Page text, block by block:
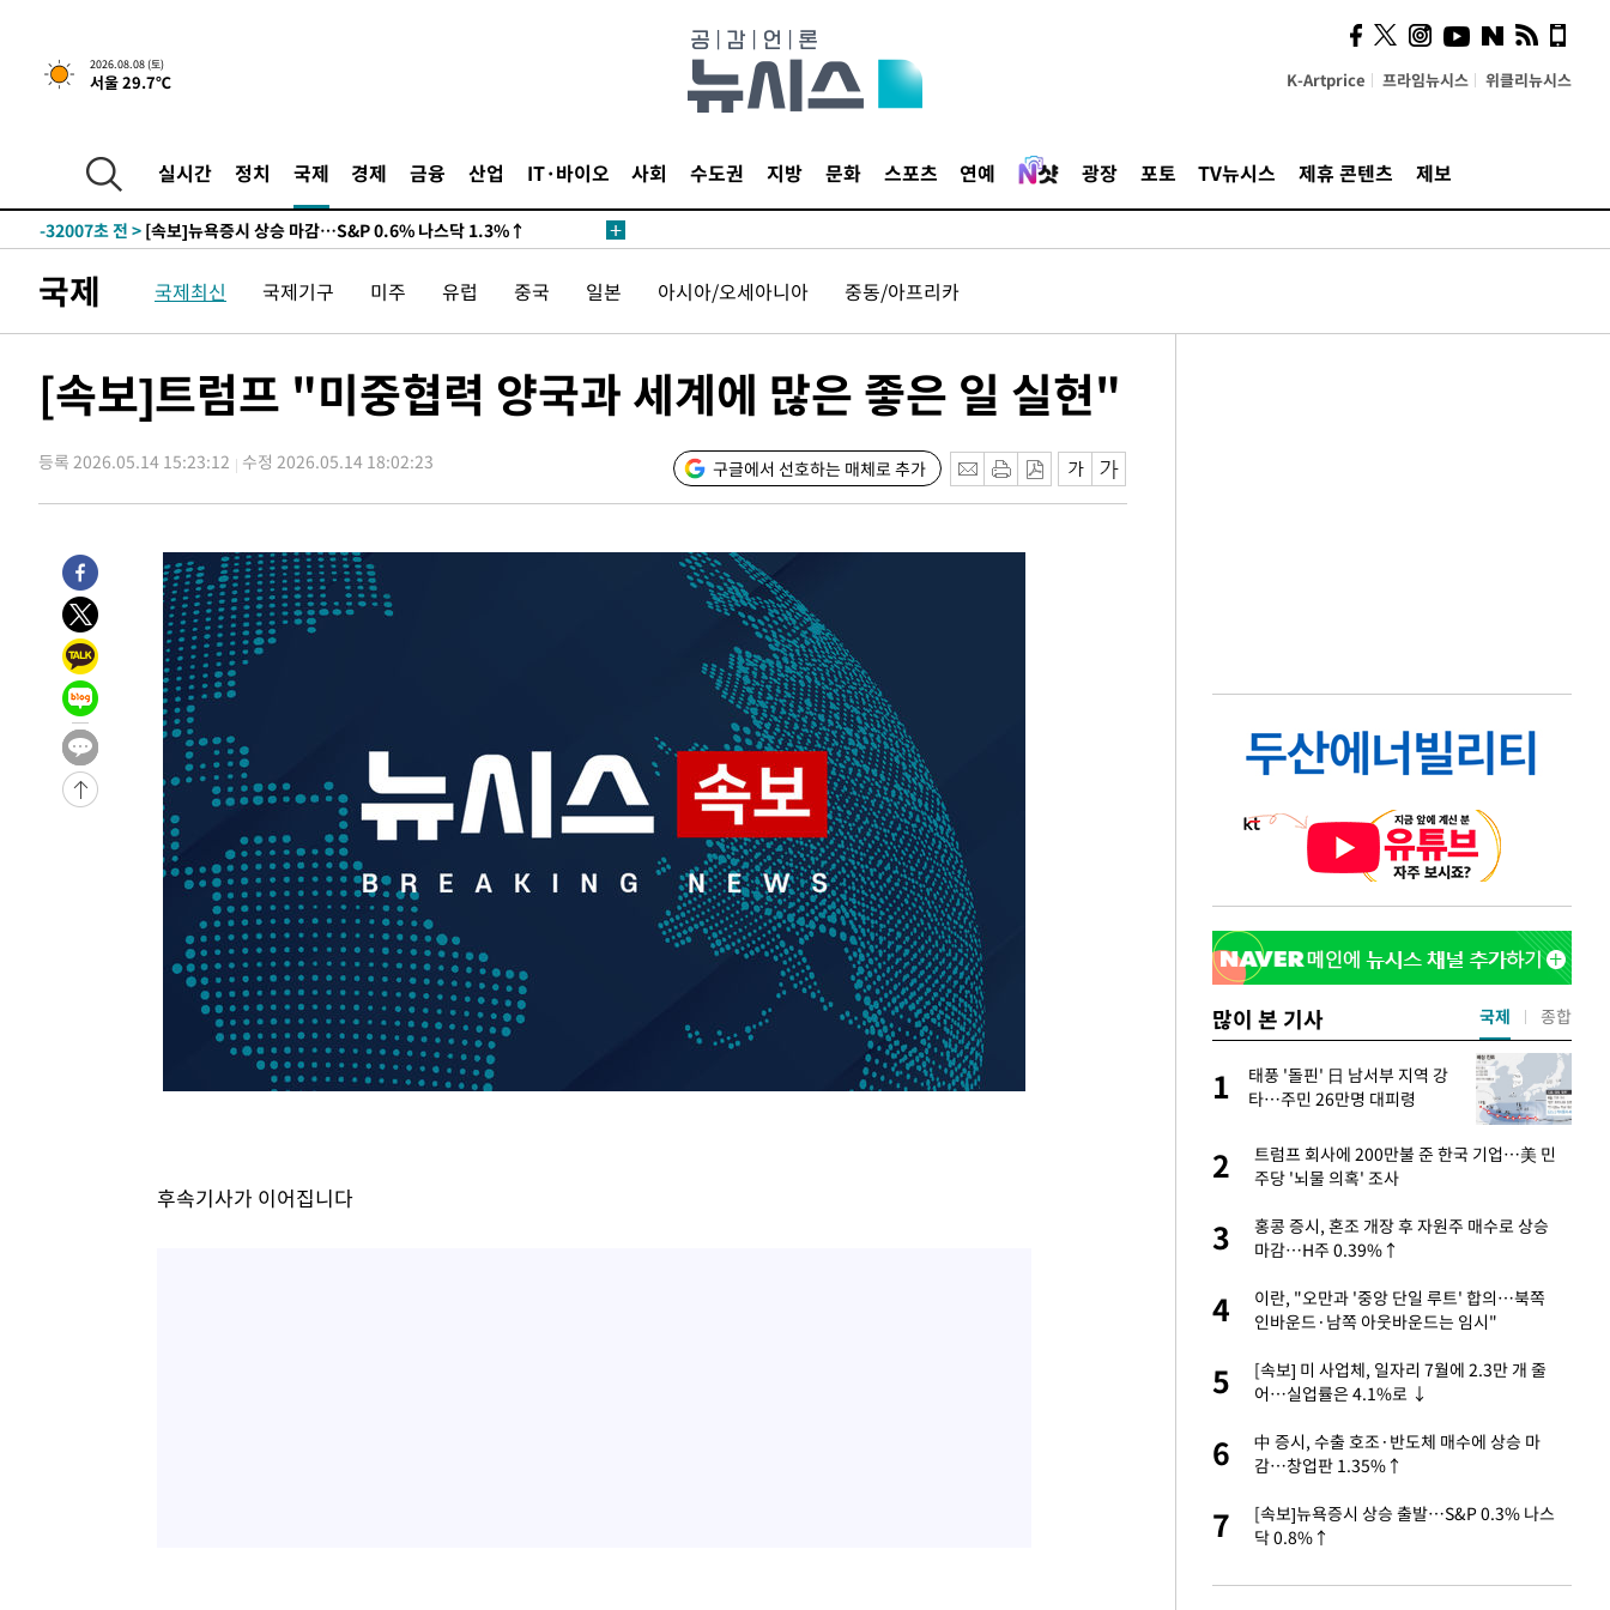
2026.08.08 (토)
서울 29.7℃ K-Artprice 프라임뉴시스 위클리뉴시스
실시간 정치 국제 경제 금융 산업 IT·바이오 사회 수도권 지방 문화 스포츠 연예 광장 포토 TV뉴시스 제휴 콘텐츠 제보
-32007초 전 > [속보]뉴욕증시 상승 마감…S&P 0.6% 나스닥 1.3%↑
국제 국제최신 국제기구 미주 유럽 중국 일본 아시아/오세아니아 중동/아프리카
[속보]트럼프 "미중협력 양국과 세계에 많은 좋은 일 실현"
등록 2026.05.14 15:23:12 수정 2026.05.14 18:02:23 구글에서 선호하는 매체로 추가
후속기사가 이어집니다
많이 본 기사
1
홍서범♥조갑경, 아들 불륜 사
과 후 근황…밝은 미소
1
태풍 '돌핀' 日 남서부 지역 강
타…주민 26만명 대피령
2
트럼프 회사에 200만불 준 한국 기업…美 민
주당 '뇌물 의혹' 조사
3
홍콩 증시, 혼조 개장 후 자원주 매수로 상승
마감…H주 0.39%↑
4
이란, "오만과 '중앙 단일 루트' 합의…북쪽
인바운드·남쪽 아웃바운드는 임시"
5
[속보] 미 사업체, 일자리 7월에 2.3만 개 줄
어…실업률은 4.1%로 ↓
6
中 증시, 수출 호조·반도체 매수에 상승 마
감…창업판 1.35%↑
7
[속보]뉴욕증시 상승 출발…S&P 0.3% 나스
닥 0.8%↑
국제 종합